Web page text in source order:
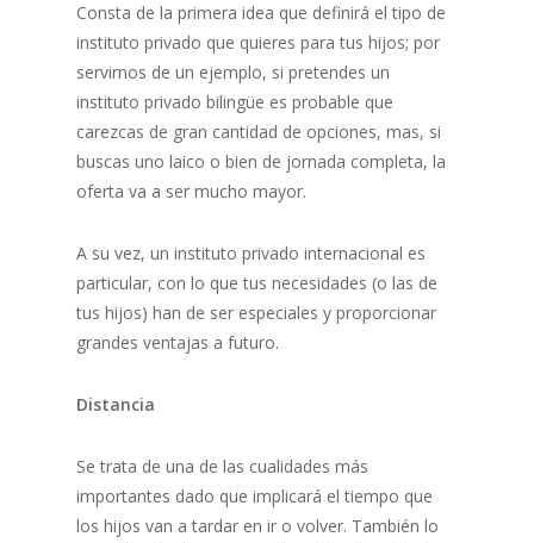
Consta de la primera idea que definirá el tipo de
instituto privado que quieres para tus hijos; por
servirnos de un ejemplo, si pretendes un
instituto privado bilingüe es probable que
carezcas de gran cantidad de opciones, mas, si
buscas uno laico o bien de jornada completa, la
oferta va a ser mucho mayor.
A su vez, un instituto privado internacional es
particular, con lo que tus necesidades (o las de
tus hijos) han de ser especiales y proporcionar
grandes ventajas a futuro.
Distancia
Se trata de una de las cualidades más
importantes dado que implicará el tiempo que
los hijos van a tardar en ir o volver. También lo